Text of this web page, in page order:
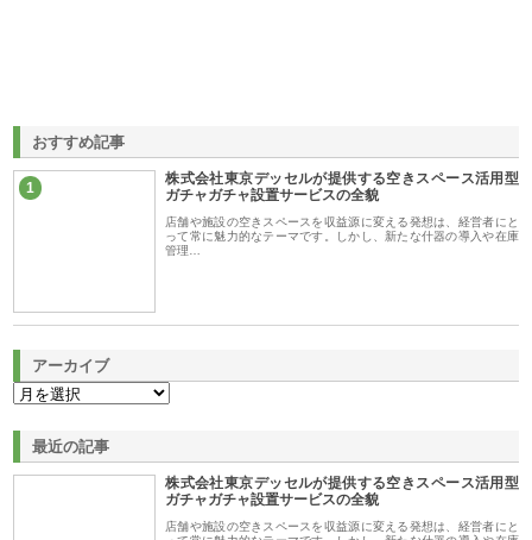
おすすめ記事
1
株式会社東京デッセルが提供する空きスペース活用型
ガチャガチャ設置サービスの全貌
店舗や施設の空きスペースを収益源に変える発想は、経営者にと
って常に魅力的なテーマです。しかし、新たな什器の導入や在庫
管理…
アーカイブ
最近の記事
株式会社東京デッセルが提供する空きスペース活用型
ガチャガチャ設置サービスの全貌
店舗や施設の空きスペースを収益源に変える発想は、経営者にと